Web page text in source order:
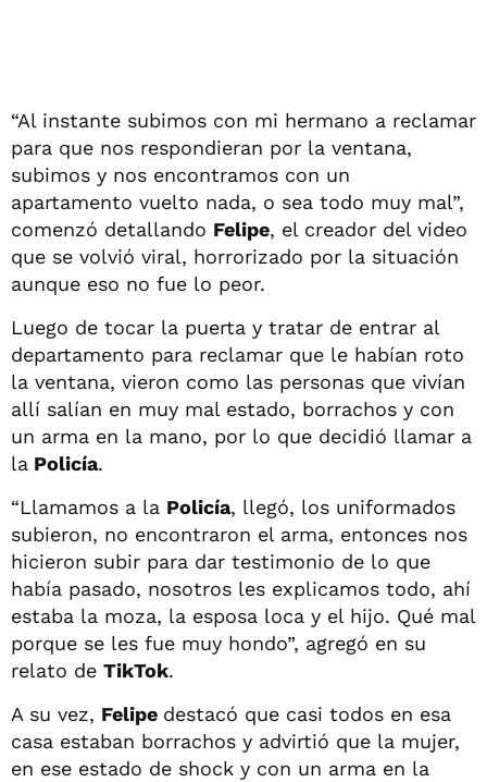
“Al instante subimos con mi hermano a reclamar
para que nos respondieran por la ventana,
subimos y nos encontramos con un
apartamento vuelto nada, o sea todo muy mal”,
comenzó detallando Felipe, el creador del video
que se volvió viral, horrorizado por la situación
aunque eso no fue lo peor.
Luego de tocar la puerta y tratar de entrar al
departamento para reclamar que le habían roto
la ventana, vieron como las personas que vivían
allí salían en muy mal estado, borrachos y con
un arma en la mano, por lo que decidió llamar a
la Policía.
“Llamamos a la Policía, llegó, los uniformados
subieron, no encontraron el arma, entonces nos
hicieron subir para dar testimonio de lo que
había pasado, nosotros les explicamos todo, ahí
estaba la moza, la esposa loca y el hijo. Qué mal
porque se les fue muy hondo”, agregó en su
relato de TikTok.
A su vez, Felipe destacó que casi todos en esa
casa estaban borrachos y advirtió que la mujer,
en ese estado de shock y con un arma en la